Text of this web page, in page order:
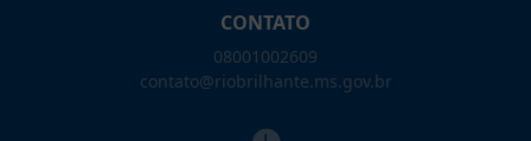
CONTATO
08001002609
contato@riobrilhante.ms.gov.br